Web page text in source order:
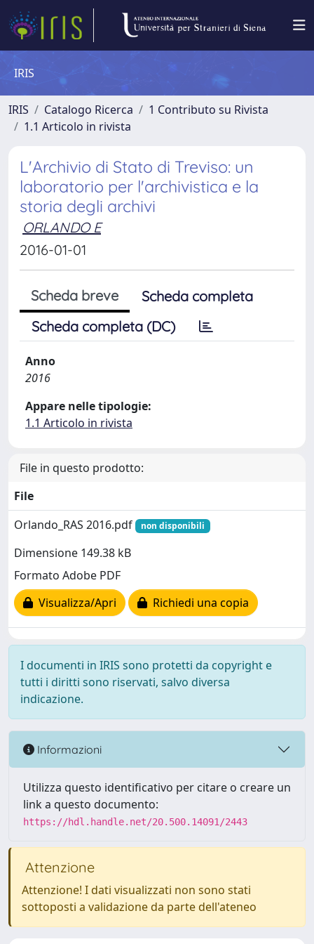
IRIS
IRIS Catalogo Ricerca
1 Contributo su Rivista
1.1 Articolo in rivista
L'Archivio di Stato di Treviso: un
laboratorio per l'archivistica e la
storia degli archivi
ORLANDO E
2016-01-01
Scheda breve
Scheda completa
Scheda completa (DC)
Anno
2016
Appare nelle tipologie:
1.1 Articolo in rivista
File in questo prodotto:
File
Orlando_RAS 2016.pdf
non disponibili
Dimensione 149.38 kB
Formato Adobe PDF
Visualizza/Apri
Richiedi una copia
I documenti in IRIS sono protetti da copyright e
tutti i diritti sono riservati, salvo diversa
indicazione.
Informazioni
Utilizza questo identificativo per citare o creare un
link a questo documento:
https://hdl.handle.net/20.500.14091/2443
Attenzione
Attenzione! I dati visualizzati non sono stati
sottoposti a validazione da parte dell'ateneo